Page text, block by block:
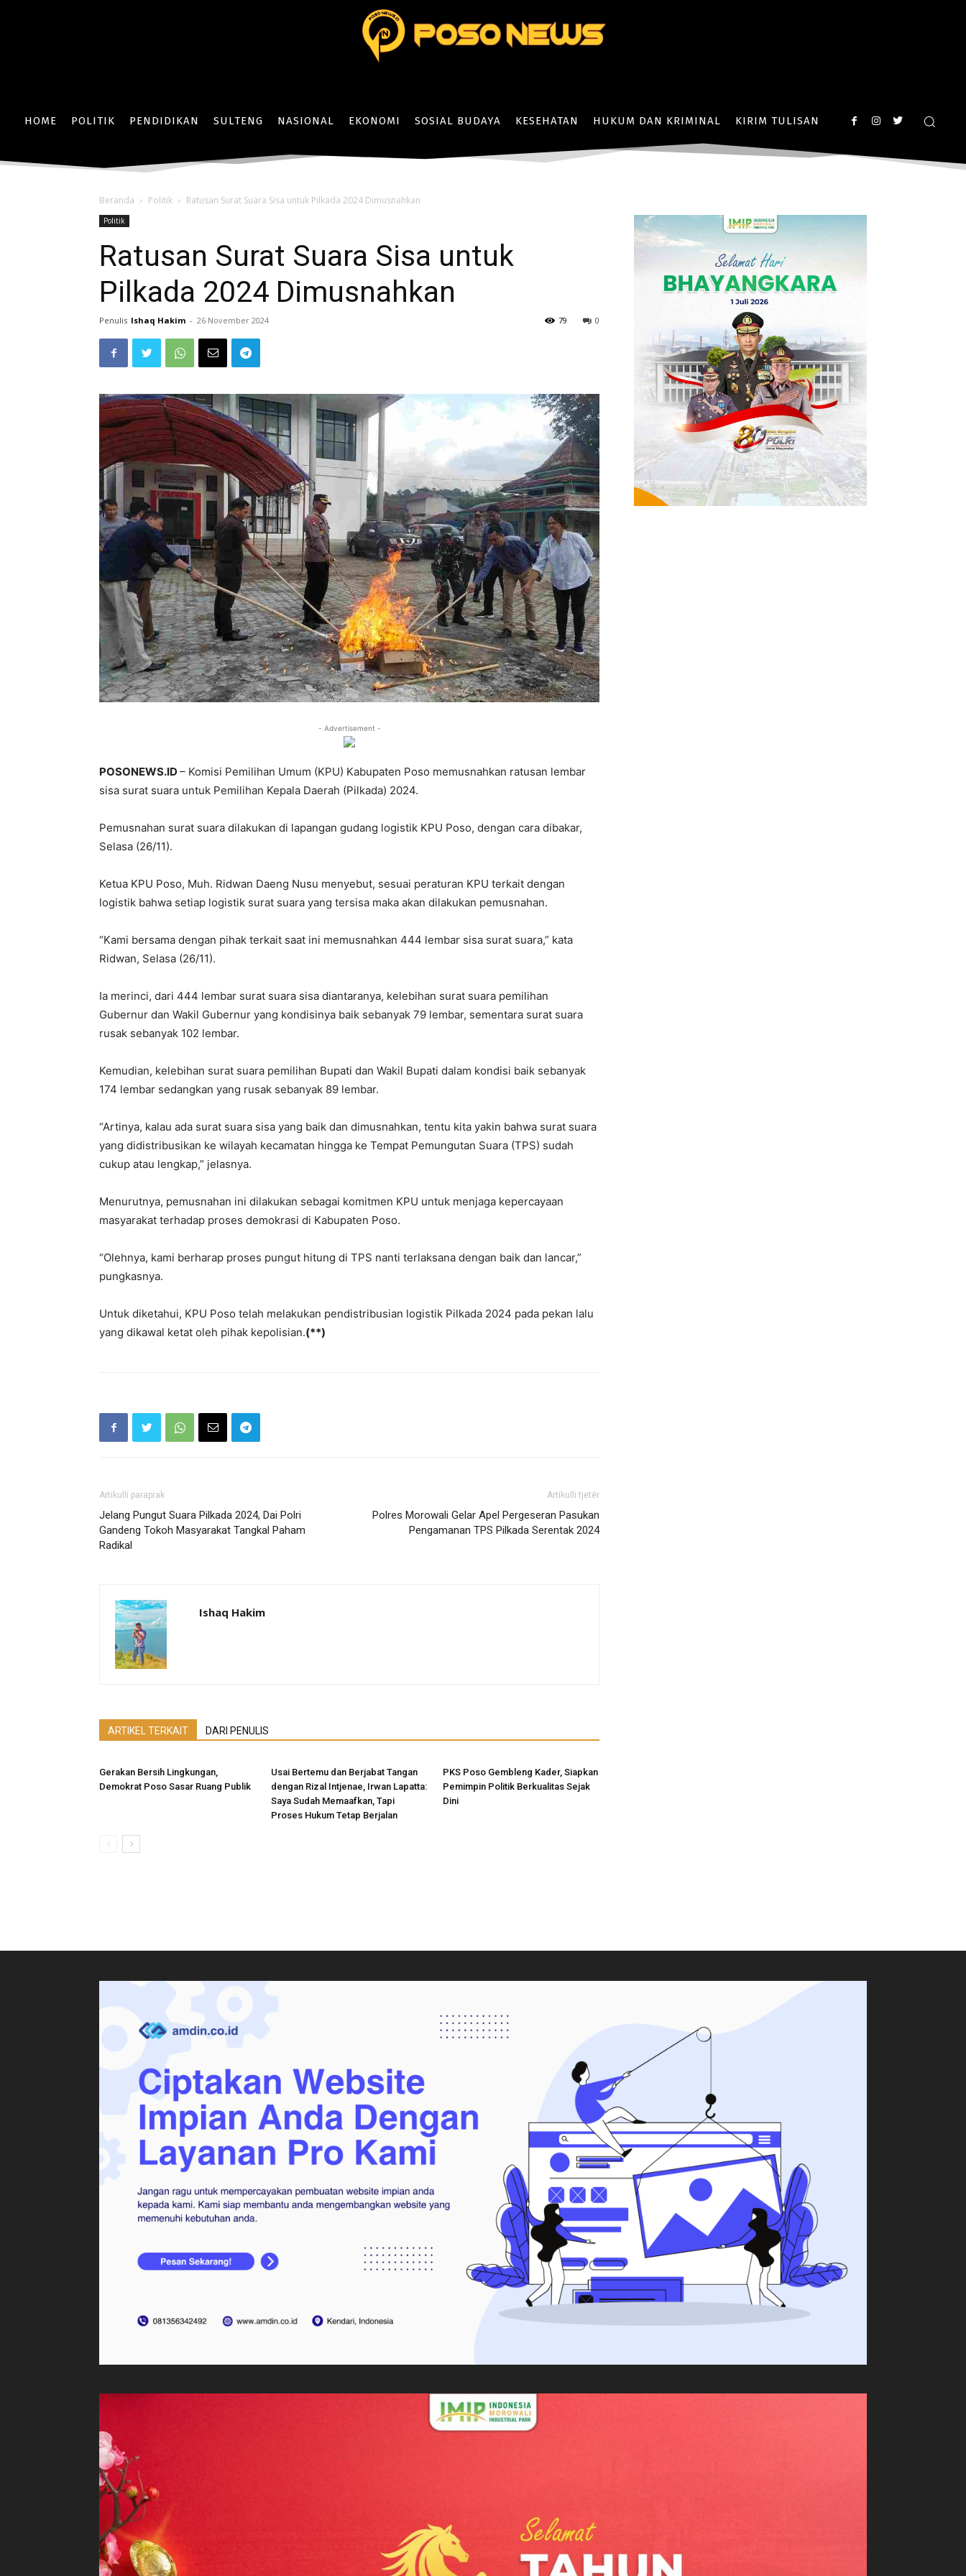
HOME POLITIK PENDIDIKAN SULTENG NASIONAL EKONOMI SOSIAL BUDAYA KESEHATAN HUKUM DAN KRIMINAL KIRIM TULISAN
Beranda Politik Ratusan Surat Suara Sisa untuk Pilkada 2024 Dimusnahkan
Politik
Ratusan Surat Suara Sisa untuk
Pilkada 2024 Dimusnahkan
Penulis Ishaq Hakim - 26 November 2024 0
79
- Advertisement -
POSONEWS.ID – Komisi Pemilihan Umum (KPU) Kabupaten Poso memusnahkan ratusan lembar
sisa surat suara untuk Pemilihan Kepala Daerah (Pilkada) 2024.
Pemusnahan surat suara dilakukan di lapangan gudang logistik KPU Poso, dengan cara dibakar,
Selasa (26/11).
Ketua KPU Poso, Muh. Ridwan Daeng Nusu menyebut, sesuai peraturan KPU terkait dengan
logistik bahwa setiap logistik surat suara yang tersisa maka akan dilakukan pemusnahan.
“Kami bersama dengan pihak terkait saat ini memusnahkan 444 lembar sisa surat suara,” kata
Ridwan, Selasa (26/11).
Ia merinci, dari 444 lembar surat suara sisa diantaranya, kelebihan surat suara pemilihan
Gubernur dan Wakil Gubernur yang kondisinya baik sebanyak 79 lembar, sementara surat suara
rusak sebanyak 102 lembar.
Kemudian, kelebihan surat suara pemilihan Bupati dan Wakil Bupati dalam kondisi baik sebanyak
174 lembar sedangkan yang rusak sebanyak 89 lembar.
“Artinya, kalau ada surat suara sisa yang baik dan dimusnahkan, tentu kita yakin bahwa surat suara
yang didistribusikan ke wilayah kecamatan hingga ke Tempat Pemungutan Suara (TPS) sudah
cukup atau lengkap,” jelasnya.
Menurutnya, pemusnahan ini dilakukan sebagai komitmen KPU untuk menjaga kepercayaan
masyarakat terhadap proses demokrasi di Kabupaten Poso.
“Olehnya, kami berharap proses pungut hitung di TPS nanti terlaksana dengan baik dan lancar,”
pungkasnya.
Untuk diketahui, KPU Poso telah melakukan pendistribusian logistik Pilkada 2024 pada pekan lalu
yang dikawal ketat oleh pihak kepolisian.(**)
Artikulli paraprak
Jelang Pungut Suara Pilkada 2024, Dai Polri
Gandeng Tokoh Masyarakat Tangkal Paham
Radikal
Artikulli tjetër
Polres Morowali Gelar Apel Pergeseran Pasukan
Pengamanan TPS Pilkada Serentak 2024
Ishaq Hakim
ARTIKEL TERKAIT DARI PENULIS
Gerakan Bersih Lingkungan,
Demokrat Poso Sasar Ruang Publik
Usai Bertemu dan Berjabat Tangan
dengan Rizal Intjenae, Irwan Lapatta:
Saya Sudah Memaafkan, Tapi
Proses Hukum Tetap Berjalan
PKS Poso Gembleng Kader, Siapkan
Pemimpin Politik Berkualitas Sejak
Dini